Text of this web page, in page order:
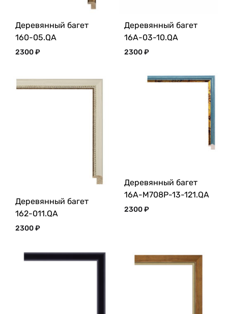
Деревянный багет
160-05.QA
2300₽
Деревянный багет
16A-03-10.QA
2300₽
Деревянный багет
162-011.QA
2300₽
Деревянный багет
16A-M708P-13-121.QA
2300₽